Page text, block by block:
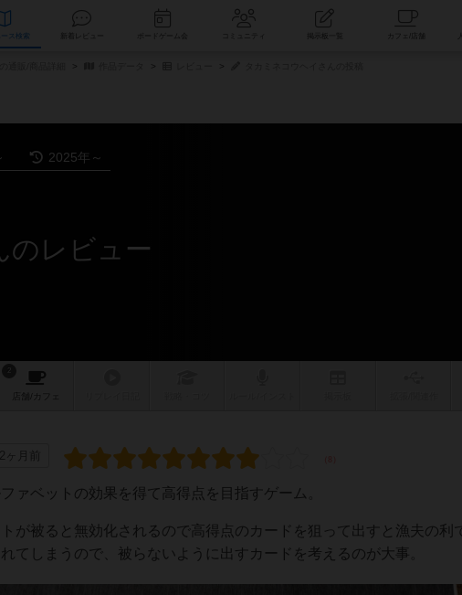
データベース コミュニティ
2025年～
のレビュー
店舗/ カフェ
2ヶ月前
ァベットの効果を得て高得点を目指すゲーム。
が被ると無効化されるので高得点のカードを狙って出すと漁夫の利
てしまうので、被らないように出すカードを考えるのが大事。